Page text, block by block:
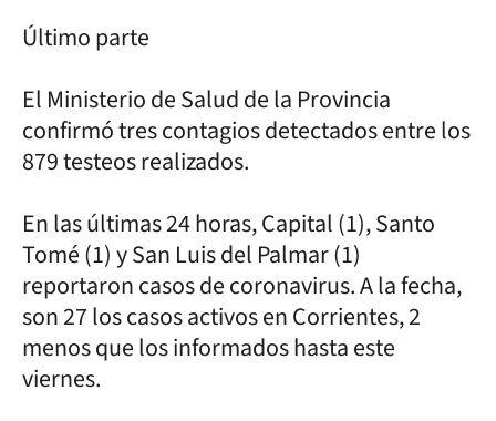
Último parte
El Ministerio de Salud de la Provincia
confirmó tres contagios detectados entre los
879 testeos realizados.
En las últimas 24 horas, Capital (1), Santo
Tomé (1) y San Luis del Palmar (1)
reportaron casos de coronavirus. A la fecha,
son 27 los casos activos en Corrientes, 2
menos que los informados hasta este
viernes.